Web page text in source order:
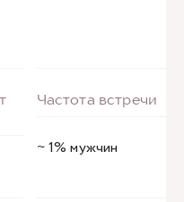
~ 1% мужчин